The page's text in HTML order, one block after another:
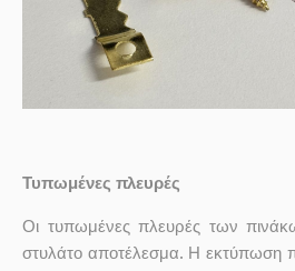
Τυπωμένες πλευρές
Οι τυπωμένες πλευρές των
στυλάτο αποτέλεσμα. Η εκτύπωση